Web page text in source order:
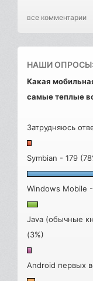
все комментарии
НАШИ ОПРОСЫ:
Какая
самые теплые
Затрудняюсь
Symbian - 179
Windows Mobile -
Java (обычные
(3%)
Android первых